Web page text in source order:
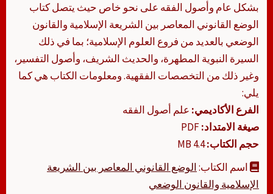
بشكل عام وأصول الفقه على نحو خاص حيث يتصل كتاب
الوضع القانوني المعاصر بين الشريعة الإسلامية والقانون
الوضعي بالعديد من فروع العلوم الإسلامية؛ بما في ذلك
السيرة النبوية المطهرة، والحديث الشريف، وأصول التفسير،
وغير ذلك من التخصصات الفقهية. ومعلومات الكتاب هي كما
يلي:
الفرع الأكاديمي: علم أصول الفقه
صيغة الامتداد:
حجم الكتاب:4.4 MB
اسم الكتاب:الوضع القانوني المعاصر بين الشريعة
الإسلامية والقانون الوضعي